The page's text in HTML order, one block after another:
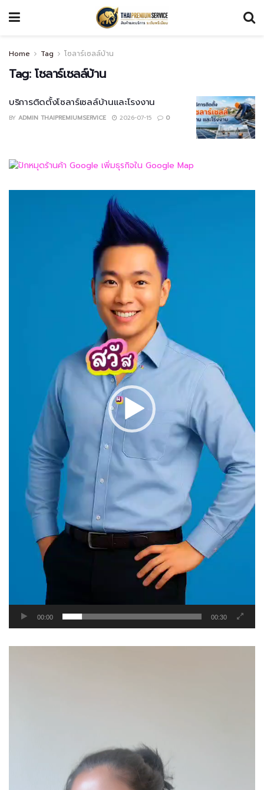
Home Tag โซลาร์เซลล์บ้าน
Tag: โซลาร์เซลล์บ้าน
บริการติดตั้งโซลาร์เซลล์บ้านและโรงงาน
BY ADMIN THAIPREMIUMSERVICE 2026-07-15 0
00:00 00:30